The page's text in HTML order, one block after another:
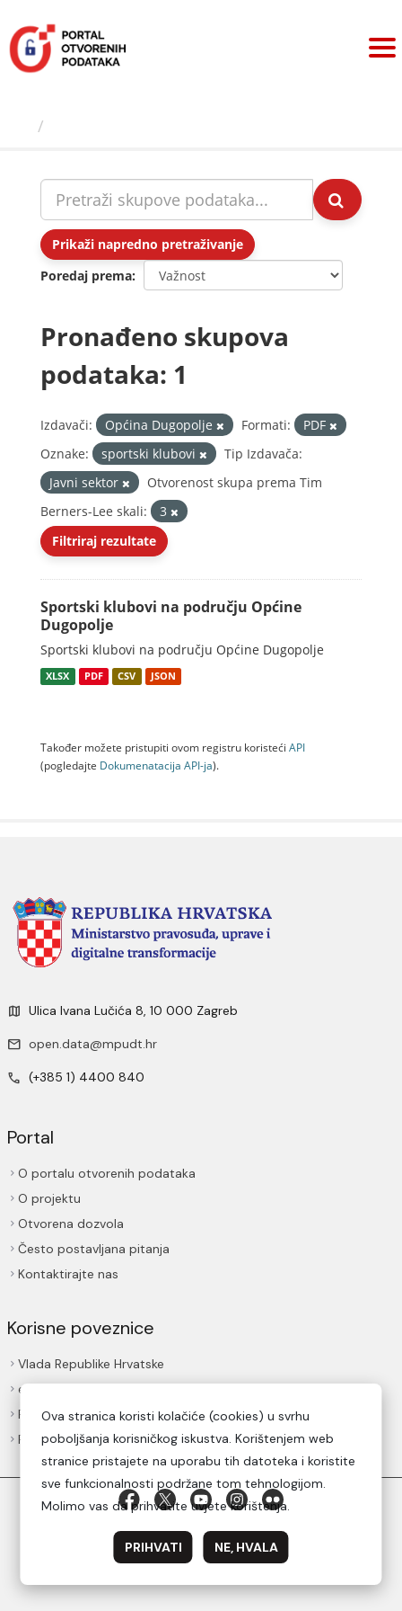
sadržaj
Prikaži napredno pretraživanje
Poredaj prema
Pronađeno skupova
podataka: 1
Izdavači: Općina Dugopolje Formati:
PDF
Oznake:
sportski klubovi
Tip Izdavača:
Javni sektor
Otvorenost skupa prema Tim
Berners-Lee skali:
3
Filtriraj rezultate
Sportski klubovi na području Općine
Dugopolje
Sportski klubovi na području Općine Dugopolje
XLSX PDF CSV JSON
Također možete pristupiti ovom registru koristeći API
(pogledajte Dokumenаtаcijа API-jа).